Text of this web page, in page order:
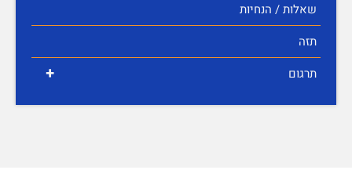
שאלות / הנחיות
תזה
+ תרגום